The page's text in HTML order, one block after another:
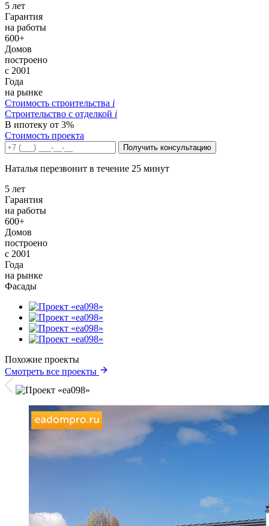
5 лет
Гарантия
на работы
600+
Домов
построено
с 2001
Года
на рынке
Стоимость строительства i
Строительство c отделкой i
В ипотеку от 3%
Стоимость проекта
Получить консультацию
Наталья перезвонит в течение 25 минут
5 лет
Гарантия
на работы
600+
Домов
построено
с 2001
Года
на рынке
Фасады
Похожие проекты
Смотреть все проекты